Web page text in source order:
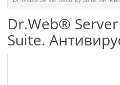
Dr.Web®
Suite.